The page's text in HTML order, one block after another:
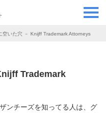
空いた穴 － Knijff Trademark Attorneys
Trademark
ンチーズを知ってる人は、グ